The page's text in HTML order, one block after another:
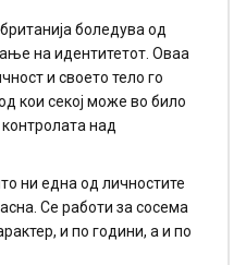
боледува од
на идентитетот. Оваа
и своето тело го
кои секој може во било
над
ни една од личностите
Се работи за сосема
и по години, а и по